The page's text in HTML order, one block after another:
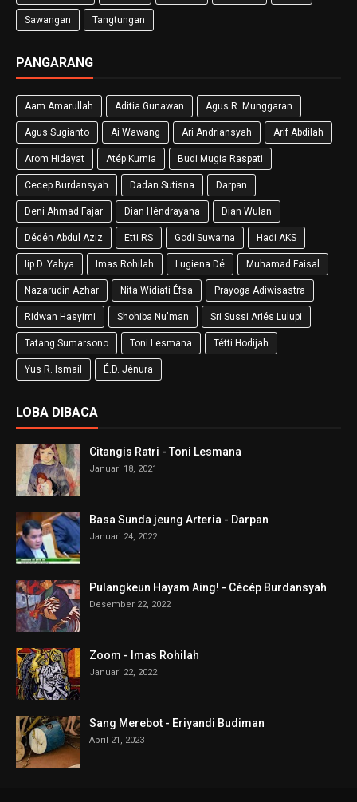
Sawangan Tangtungan
PANGARANG
Aam Amarullah Aditia Gunawan Agus R. Munggaran
Agus Sugianto Ai Wawang Ari Andriansyah Arif Abdilah
Arom Hidayat Atép Kurnia Budi Mugia Raspati
Cecep Burdansyah Dadan Sutisna Darpan
Deni Ahmad Fajar Dian Héndrayana Dian Wulan
Dédén Abdul Aziz Etti RS Godi Suwarna Hadi AKS
Iip D. Yahya Imas Rohilah Lugiena Dé Muhamad Faisal
Nazarudin Azhar Nita Widiati Éfsa Prayoga Adiwisastra
Ridwan Hasyimi Shohiba Nu'man Sri Sussi Ariés Lulupi
Tatang Sumarsono Toni Lesmana Tétti Hodijah
Yus R. Ismail É.D. Jénura
LOBA DIBACA
Citangis Ratri - Toni Lesmana
Januari 18, 2021
Basa Sunda jeung Arteria - Darpan
Januari 24, 2022
Pulangkeun Hayam Aing! - Cécép Burdansyah
Desember 22, 2022
Zoom - Imas Rohilah
Januari 22, 2022
Sang Merebot - Eriyandi Budiman
April 21, 2023